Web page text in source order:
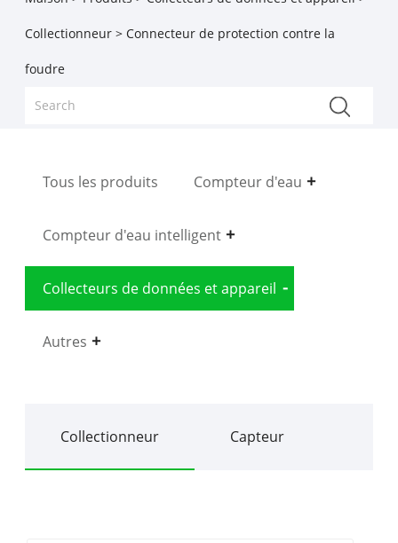
Collectionneur> Connecteur de protection contre la
foudre
Tous les produits Compteur d'eau
Compteur d'eau intelligent
Collecteurs de données et appareil
Autres
Collectionneur Capteur